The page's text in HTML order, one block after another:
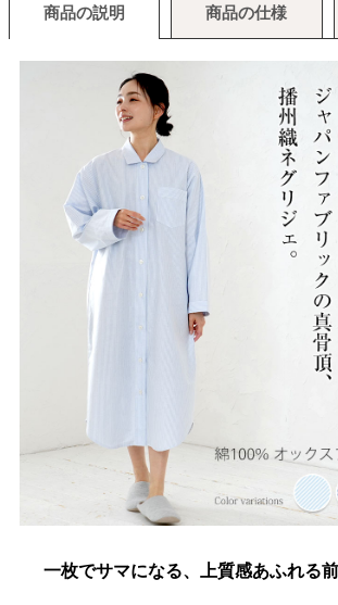
商品の説明 商品の仕様
一枚でサマになる、上質感あふれる